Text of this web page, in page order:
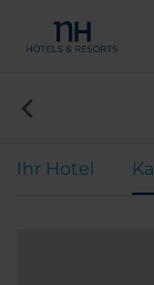
Ihr Hotel